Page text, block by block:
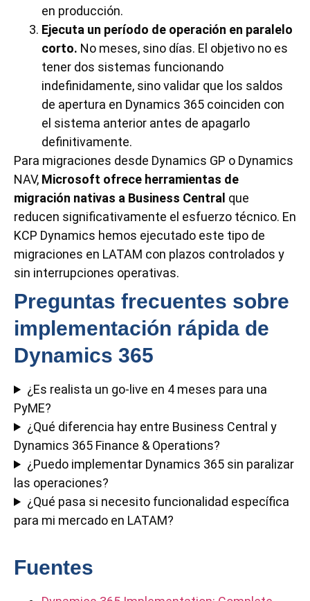
en producción.
Ejecuta un período de operación en paralelo
corto. No meses, sino días. El objetivo no es
tener dos sistemas funcionando
indefinidamente, sino validar que los saldos
de apertura en Dynamics 365 coinciden con
el sistema anterior antes de apagarlo
definitivamente.
Para migraciones desde Dynamics GP o Dynamics
NAV, Microsoft ofrece herramientas de
migración nativas a Business Central que
reducen significativamente el esfuerzo técnico. En
KCP Dynamics hemos ejecutado este tipo de
migraciones en LATAM con plazos controlados y
sin interrupciones operativas.
Preguntas frecuentes sobre
implementación rápida de
Dynamics 365
¿Es realista un go-live en 4 meses para una
PyME?
¿Qué diferencia hay entre Business Central y
Dynamics 365 Finance & Operations?
¿Puedo implementar Dynamics 365 sin paralizar
las operaciones?
¿Qué pasa si necesito funcionalidad específica
para mi mercado en LATAM?
Fuentes